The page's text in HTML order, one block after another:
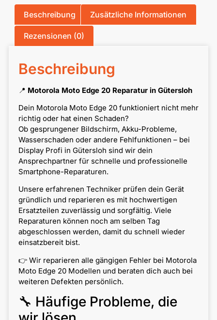
Beschreibung Zusätzliche Informationen
Rezensionen (0)
Beschreibung
📍 Motorola Moto Edge 20 Reparatur in Gütersloh
Dein Motorola Moto Edge 20 funktioniert nicht mehr
richtig oder hat einen Schaden?
Ob gesprungener Bildschirm, Akku-Probleme,
Wasserschaden oder andere Fehlfunktionen – bei
Display Profi in Gütersloh sind wir dein
Ansprechpartner für schnelle und professionelle
Smartphone-Reparaturen.
Unsere erfahrenen Techniker prüfen dein Gerät
gründlich und reparieren es mit hochwertigen
Ersatzteilen zuverlässig und sorgfältig. Viele
Reparaturen können noch am selben Tag
abgeschlossen werden, damit du schnell wieder
einsatzbereit bist.
👉 Wir reparieren alle gängigen Fehler bei Motorola
Moto Edge 20 Modellen und beraten dich auch bei
weiteren Defekten persönlich.
🔧 Häufige Probleme, die